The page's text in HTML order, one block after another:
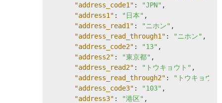
"address_code1" : "JPN" ,
"address1" : "日本" ,
"address_read1" : "ニホン" ,
"address_read_through1" : "ニホン" ,
"address_code2" : "13" ,
"address2" : "東京都" ,
"address_read2" : "トウキョウト" ,
"address_read_through2" :
"トウキョウト
"address_code3" : "103" ,
"address3" : "港区" ,